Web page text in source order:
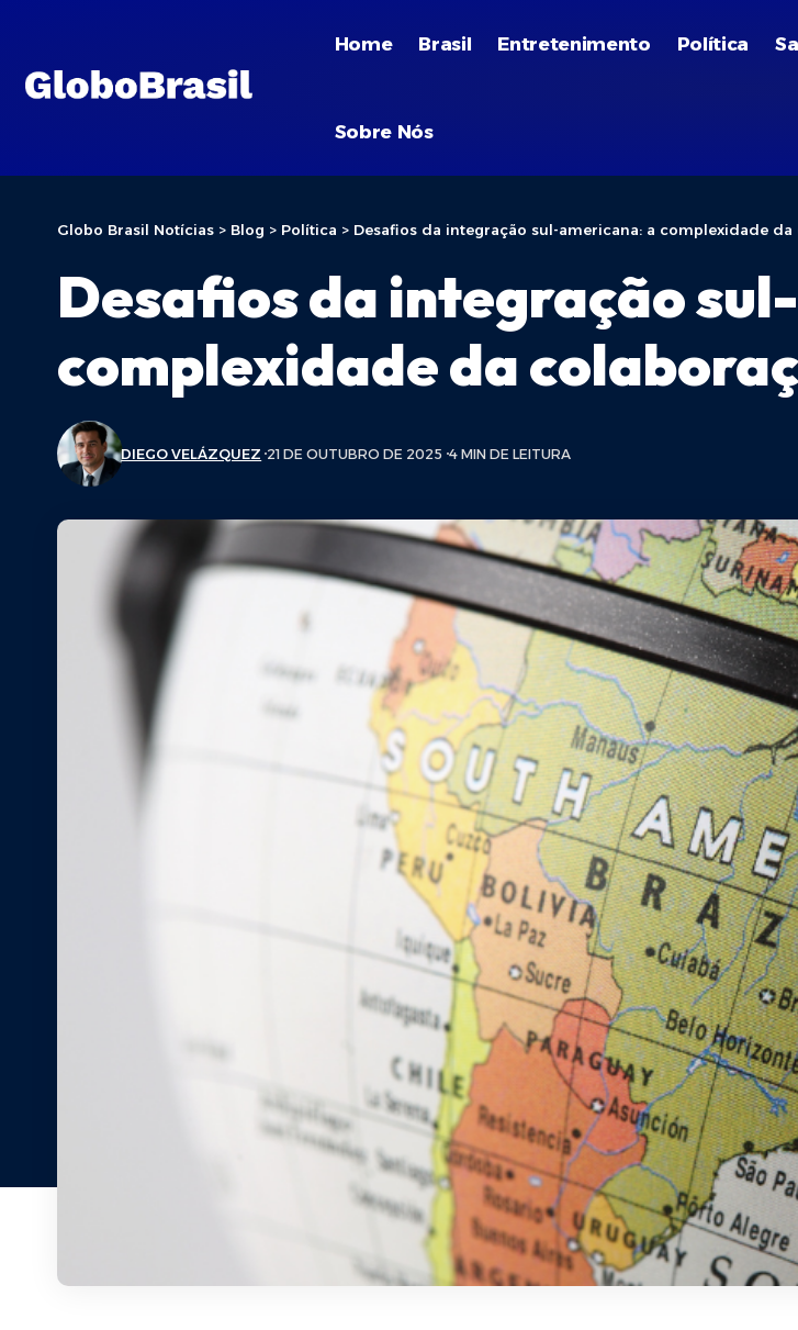
Home Brasil Entretenimento Política
Sobre Nós
Globo Brasil Notícias > Blog > Política > Desafios da integração sul-americana: a complexidade
Desafios da integração
complexidade da
DIEGO VELÁZQUEZ 21 DE OUTUBRO DE 2025 4 MIN DE LEITURA